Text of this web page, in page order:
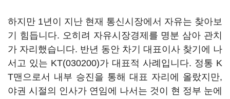
하지만 1년이 지난 현재 통신시장에서 자유는 찾아보
기 힘듭니다. 오히려 자유시장경제를 명분 삼아 관치
가 자리했습니다. 반년 동안 차기 대표이사 찾기에 나
서고 있는 KT(030200)가 대표적 사례입니다. 정통 K
T맨으로서 내부 승진을 통해 대표 자리에 올랐지만,
야권 시절의 인사가 연임에 나서는 것이 현 정부 눈에